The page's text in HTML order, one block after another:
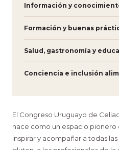
Información y
Formación y buenas
Salud, gastronomía y
Conciencia e inclusión
El Congreso Uruguayo de
nace como un espacio pionero
inspirar y acompañar a todas